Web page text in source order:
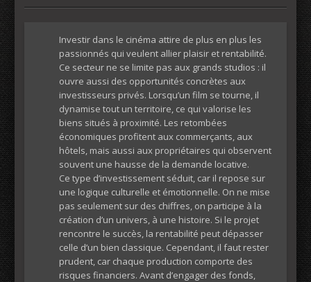
Investir dans le cinéma attire de plus en plus les
passionnés qui veulent allier plaisir et rentabilité.
Ce secteur ne se limite pas aux grands studios : il
ouvre aussi des opportunités concrètes aux
investisseurs privés. Lorsqu’un film se tourne, il
dynamise tout un territoire, ce qui valorise les
biens situés à proximité. Les retombées
économiques profitent aux commerçants, aux
hôtels, mais aussi aux propriétaires qui observent
souvent une hausse de la demande locative.
Ce type d’investissement séduit, car il repose sur
une logique culturelle et émotionnelle. On ne mise
pas seulement sur des chiffres, on participe à la
création d’un univers, à une histoire. Si le projet
rencontre le succès, la rentabilité peut dépasser
celle d’un bien classique. Cependant, il faut rester
prudent, car chaque production comporte des
risques financiers. Avant d’engager des fonds,